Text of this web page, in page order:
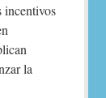
incentivos
la